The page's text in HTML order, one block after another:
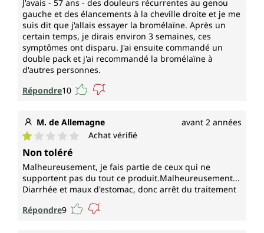
J'avais - 57 ans - des douleurs récurrentes au genou
gauche et des élancements à la cheville droite et je me
suis dit que j'allais essayer la bromélaïne. Après un
certain temps, je dirais environ 3 semaines, ces
symptômes ont disparu. J'ai ensuite commandé un
double pack et j'ai recommandé la bromélaïne à
d'autres personnes.
Répondre10
M. de Allemagne avant 2 années
Note moyenne de 1 sur 5 étoiles
Achat vérifié
Non toléré
Malheureusement, je fais partie de ceux qui ne
supportent pas du tout ce produit.Malheureusement...
Diarrhée et maux d'estomac, donc arrêt du traitement
Répondre9